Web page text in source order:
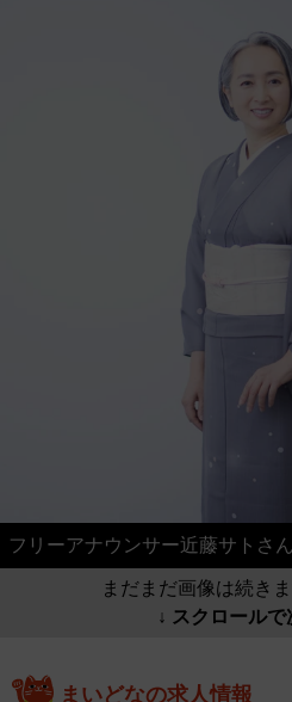
フリーアナウンサー近藤サトさん
まだまだ画像は続き
↓ スクロールで
まいどなの求人情報